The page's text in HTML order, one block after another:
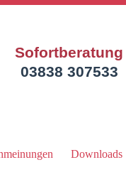
Sofortberatung
03838 307533
Downloads